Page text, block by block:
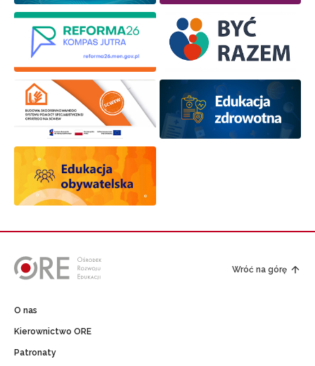
Wróć na górę
O nas
Kierownictwo ORE
Patronaty